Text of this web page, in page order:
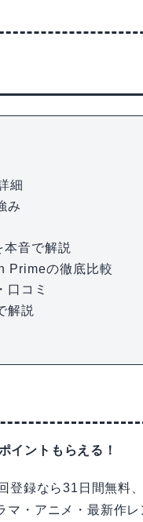
細
み
音で解説
Primeの徹底比較
口コミ
解説
イントもらえる！
登録なら31日間無料
マ・アニメ・最新作レ